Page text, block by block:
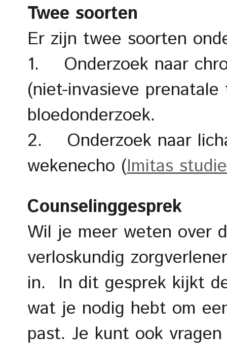
Twee soorten
Er zijn twee soorten
1. Onderzoek naar
(niet-invasieve
bloedonderzoek.
2. Onderzoek naar
wekenecho (Imitas studie
Counselinggesprek
Wil je meer weten over
verloskundig
in. In dit gesprek kijkt
wat je nodig hebt om
past. Je kunt ook